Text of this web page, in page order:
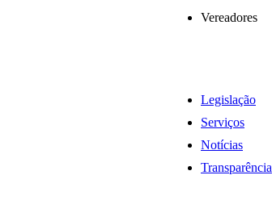
Vereadores
Legislação
Serviços
Notícias
Transparência